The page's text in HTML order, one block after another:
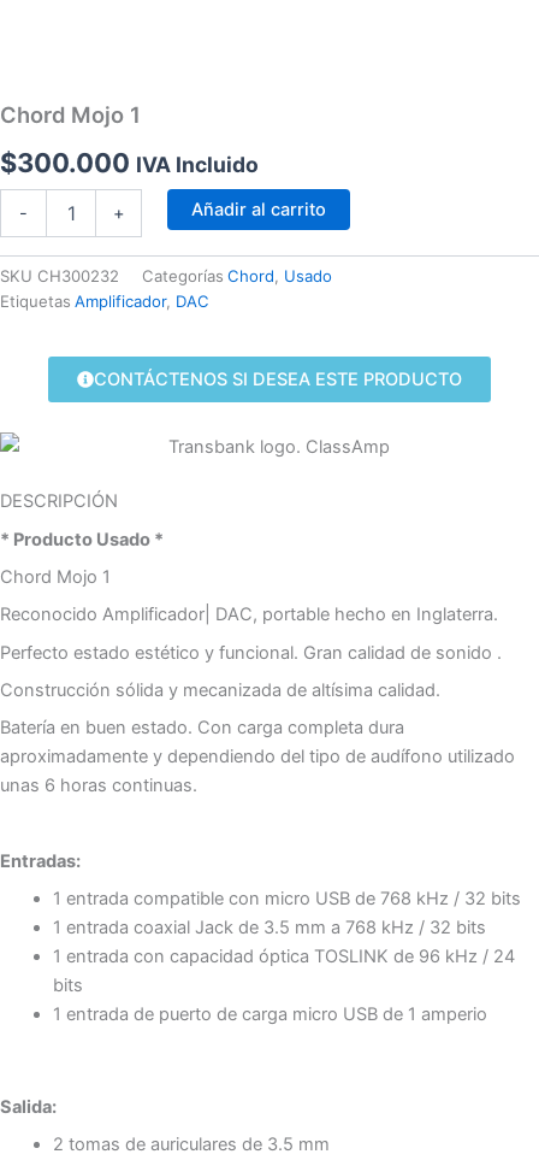
Chord Mojo 1
$300.000 IVA Incluido
-
cantidad
+ Añadir al carrito
SKU CH300232 Categorías Chord, Usado
Etiquetas Amplificador, DAC
CONTÁCTENOS SI DESEA ESTE PRODUCTO
DESCRIPCIÓN
* Producto Usado *
Chord Mojo 1
Reconocido Amplificador| DAC, portable hecho en Inglaterra.
Perfecto estado estético y funcional. Gran calidad de sonido .
Construcción sólida y mecanizada de altísima calidad.
Batería en buen estado. Con carga completa dura
aproximadamente y dependiendo del tipo de audífono utilizado
unas 6 horas continuas.
Entradas:
1 entrada compatible con micro USB de 768 kHz / 32 bits
1 entrada coaxial Jack de 3.5 mm a 768 kHz / 32 bits
1 entrada con capacidad óptica TOSLINK de 96 kHz / 24
bits
1 entrada de puerto de carga micro USB de 1 amperio
Salida:
2 tomas de auriculares de 3.5 mm